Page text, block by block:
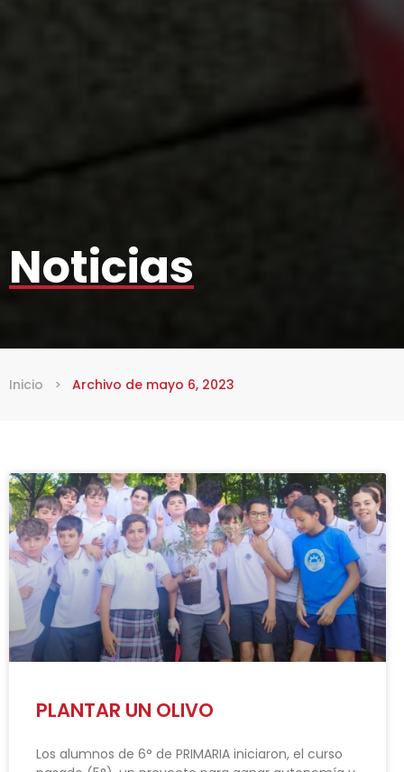
Noticias
Inicio > Archivo de mayo 6, 2023
PLANTAR UN OLIVO
Los alumnos de 6° de PRIMARIA iniciaron, el curso